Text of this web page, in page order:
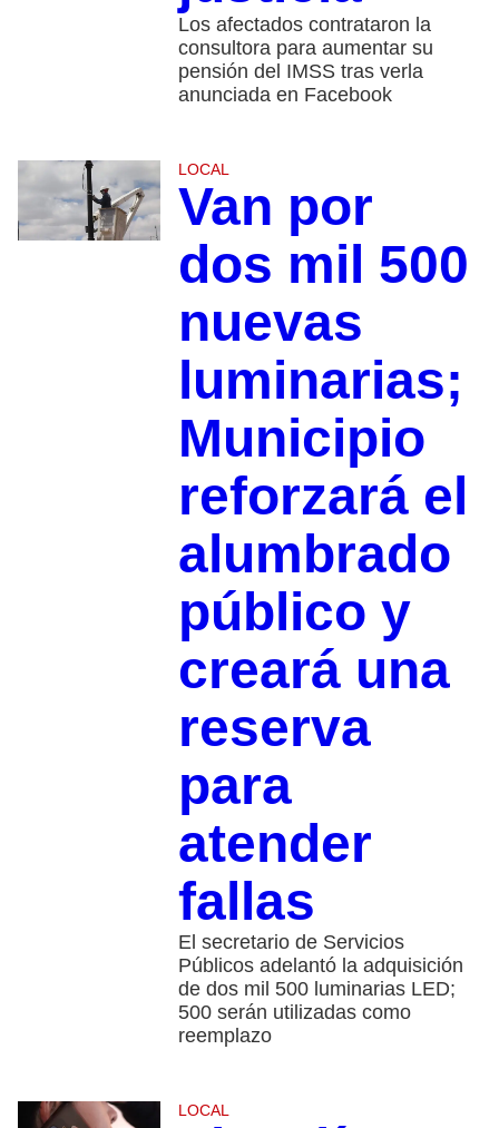
Los afectados contrataron la
consultora para aumentar su
pensión del IMSS tras verla
anunciada en Facebook
LOCAL
Van por
dos mil 500
nuevas
luminarias;
Municipio
reforzará el
alumbrado
público y
creará una
reserva
para
atender
fallas
El secretario de Servicios
Públicos adelantó la adquisición
de dos mil 500 luminarias LED;
500 serán utilizadas como
reemplazo
LOCAL